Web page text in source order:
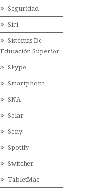
Seguridad
Siri
Sistemas De
Educación Superior
Skype
Smartphone
SNA
Solar
Sony
Spotify
Switcher
TabletMac